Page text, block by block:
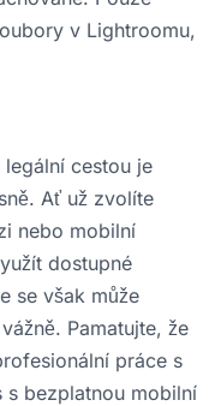
v Lightroomu,
cestou je
Ať už zvolíte
nebo mobilní
dostupné
se však může
Pamatujte, že
práce s
s bezplatnou mobilní